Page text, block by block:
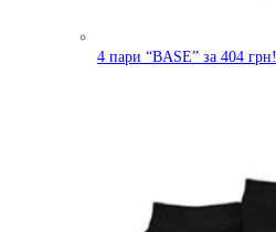
4 пари “BASE” за 404 грн!